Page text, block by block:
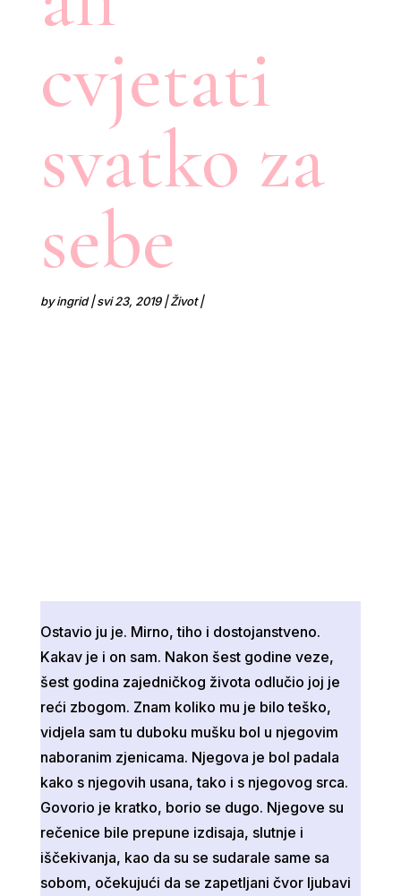
cvjetati
svatko za
sebe
byingrid svi 23, 2019 Život
Ostavio ju je. Mirno, tiho i dostojanstveno.
Kakav je i on sam. Nakon šest godine veze,
šest godina zajedničkog života odlučio joj je
reći zbogom. Znam koliko mu je bilo teško,
vidjela sam tu duboku mušku bol u njegovim
naboranim zjenicama. Njegova je bol padala
kako s njegovih usana, tako i s njegovog srca.
Govorio je kratko, borio se dugo. Njegove su
rečenice bile prepune izdisaja, slutnje i
iščekivanja, kao da su se sudarale same sa
sobom, očekujući da se zapetljani čvor ljubavi